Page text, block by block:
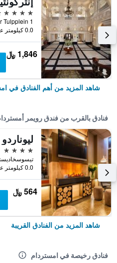
5 نجوم
0.0 كيلومتر عن وسط المدينة
1,846 ﷼
شاهد المزيد من أهم الفنادق في
فنادق بالقرب من فندق رويمر
4 نجوم
0.0 كيلومتر عن وسط المدينة
564 ﷼
شاهد المزيد من الفنادق القريبة
فنادق رخيصة في امستردام